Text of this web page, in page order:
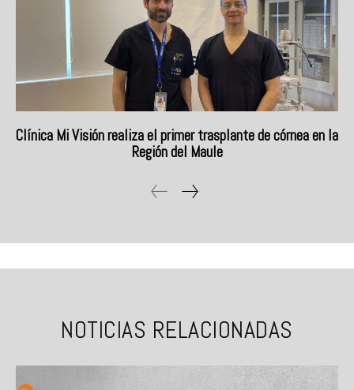
Clínica Mi Visión realiza el primer trasplante de córnea en la
Región del Maule
NOTICIAS RELACIONADAS